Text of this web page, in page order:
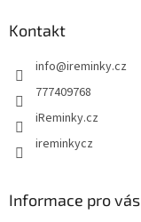
Kontakt
info@ireminky.cz
777409768
iReminky.cz
ireminkycz
Informace pro vás